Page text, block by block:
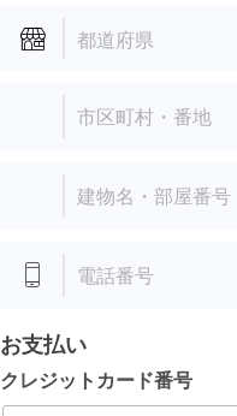
都道府県
市区町村・番地
建物名・部屋番号
電話番号
お支払い
クレジットカード番号